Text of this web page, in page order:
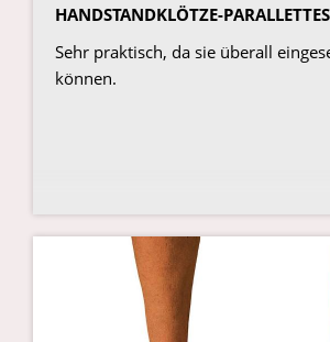
HANDSTANDKLÖTZE-
Sehr praktisch, da sie überall
können.